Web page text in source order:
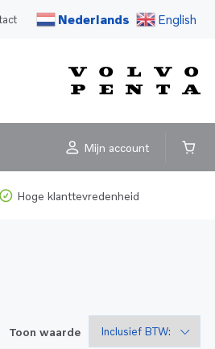
Nederlands English
Mijn account
Hoge klanttevredenheid
Toon waarde